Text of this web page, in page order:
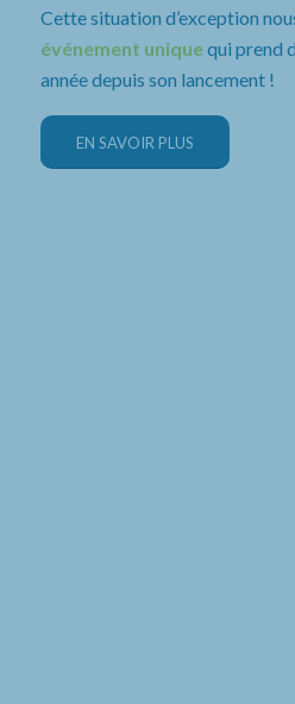
Cette situation d’exception
événement uniquequi prend
année depuis son lancement !
EN SAVOIR PLUS